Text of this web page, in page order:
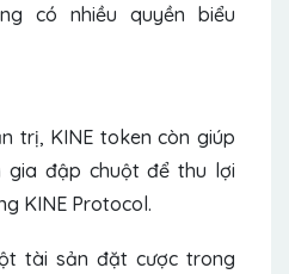
có nhiều quyền biểu
trị, KINE token còn giúp
gia đập chuột để thu lợi
KINE Protocol.
tài sản đặt cược trong